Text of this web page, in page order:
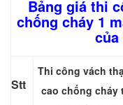
Bảng giá thi
chống cháy 1
của
Stt
Thi công vách
cao chống cháy